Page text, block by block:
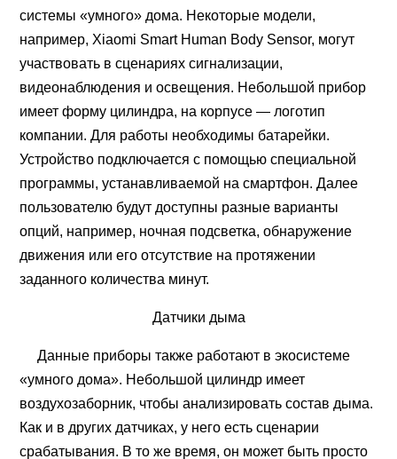
системы «умного» дома. Некоторые модели,
например, Xiaomi Smart Human Body Sensor, могут
участвовать в сценариях сигнализации,
видеонаблюдения и освещения. Небольшой прибор
имеет форму цилиндра, на корпусе — логотип
компании. Для работы необходимы батарейки.
Устройство подключается с помощью специальной
программы, устанавливаемой на смартфон. Далее
пользователю будут доступны разные варианты
опций, например, ночная подсветка, обнаружение
движения или его отсутствие на протяжении
заданного количества минут.
Датчики дыма
Данные приборы также работают в экосистеме
«умного дома». Небольшой цилиндр имеет
воздухозаборник, чтобы анализировать состав дыма.
Как и в других датчиках, у него есть сценарии
срабатывания. В то же время, он может быть просто